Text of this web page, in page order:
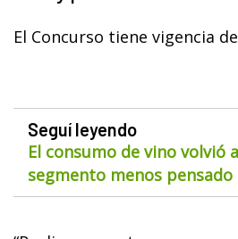
El Concurso tiene vigencia
Seguí leyendo
El consumo de vino volvió
segmento menos pensado